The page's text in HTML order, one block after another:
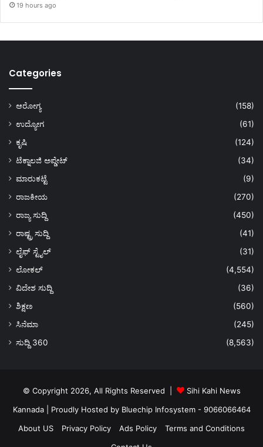
19 hours ago
Categories
ಆರೋಗ್ಯ
(158)
ಉದ್ಯೋಗ
(61)
ಕೃಷಿ
(124)
ಟೆಕ್ನಾಲಜಿ ಅಪ್ಡೇಟ್
(34)
ಮಾರುಕಟ್ಟೆ
(9)
ರಾಜಕೀಯ
(270)
ರಾಜ್ಯ ಸುದ್ದಿ
(450)
ರಾಷ್ಟ್ರ ಸುದ್ದಿ
(41)
ಲೈಫ್ ಸ್ಟೈಲ್
(31)
ಲೋಕಲ್
(4,554)
ವಿದೇಶ ಸುದ್ದಿ
(36)
ಶಿಕ್ಷಣ
(560)
ಸಿನೆಮಾ
(245)
ಸುದ್ದಿ 360
(8,563)
© Copyright 2026, All Rights Reserved |
Sihi Kahi News
Kannada| Proudly Hosted by Bluechip Infosystem - 9066066464
About US
Privacy Policy Ads Policy
Terms and Conditions